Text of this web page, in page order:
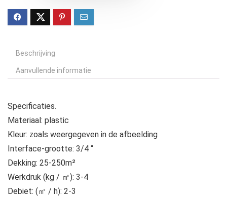
Beschrijving
Aanvullende informatie
Specificaties.
Materiaal: plastic
Kleur: zoals weergegeven in de afbeelding
Interface-grootte: 3/4 “
Dekking: 25-250m²
Werkdruk (kg / ㎡): 3-4
Debiet: (㎡ / h): 2-3